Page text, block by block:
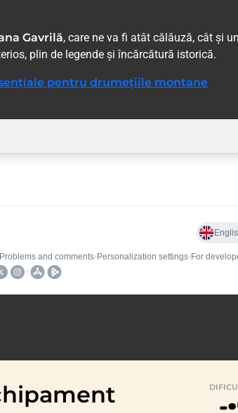
Gavrilă, care ne va fi atât călăuză, cât și
plin de legende și încărcătură istorică.
pentru drumețiile montane